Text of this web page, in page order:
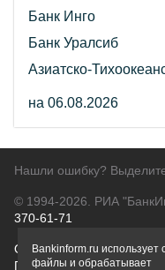
Банк Инго
Банк Уралсиб
Азиатско-
на 06.08.2026
Нашли ошибку?
© 1994-2026. РИА
370-61-71
О проектеПолитика
Правовая информация
Bankinform.ru использует
файлы и обрабатывает